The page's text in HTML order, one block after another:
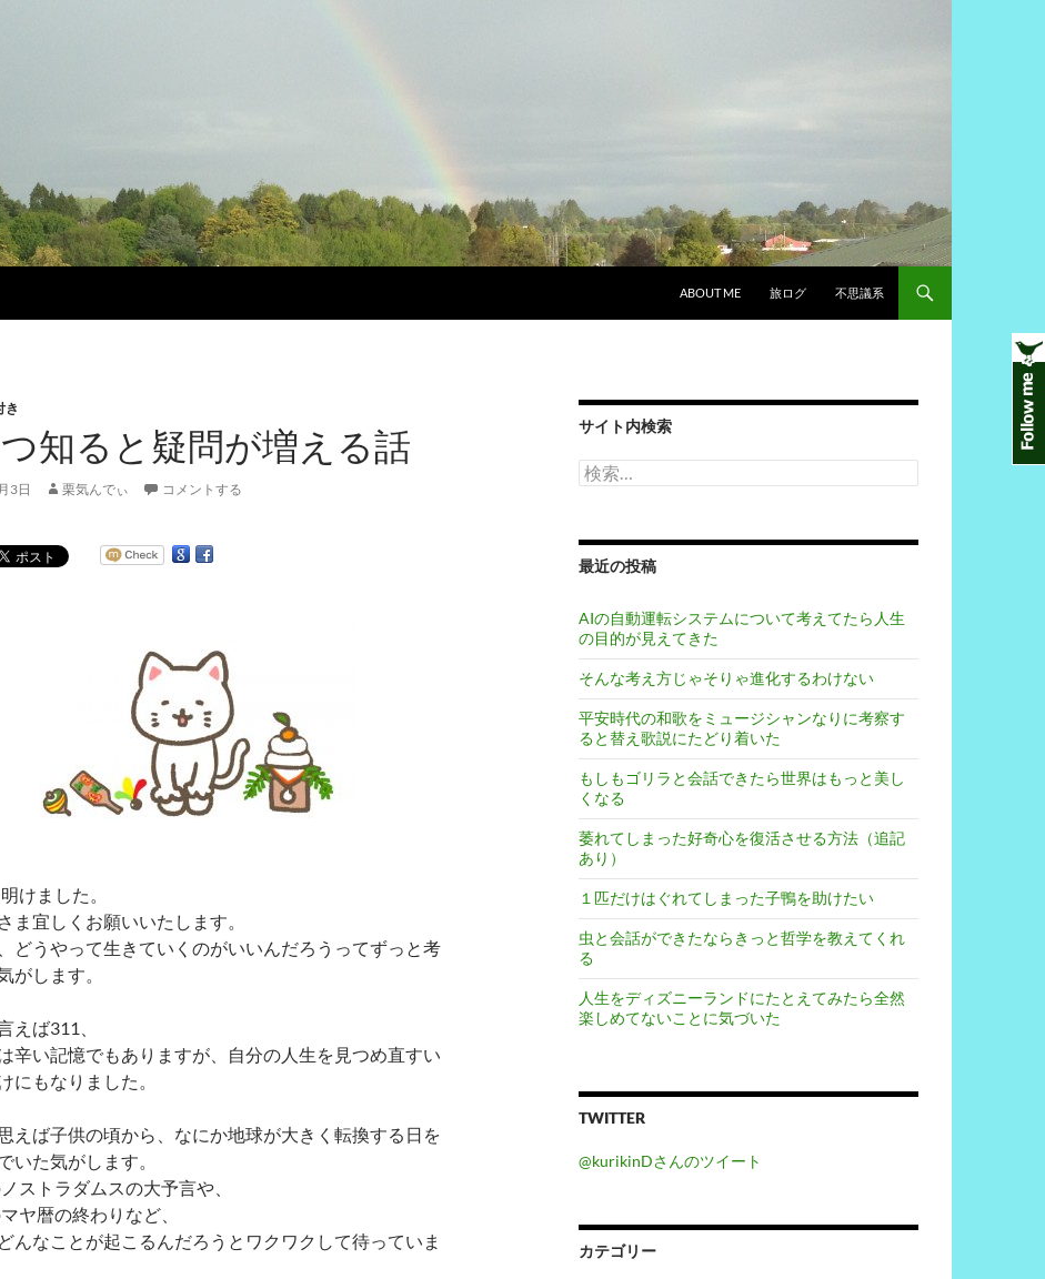
ABOUT ME 旅ログ 不思議系
き
知ると疑問が増える話
3日 栗気んでぃ コメントする
けました。
ま宜しくお願いいたします。
どうやって生きていくのがいいんだろうってずっと考
がします。
えば311、
辛い記憶でもありますが、自分の人生を見つめ直すい
にもなりました。
えば子供の頃から、なにか地球が大きく転換する日を
いた気がします。
ストラダムスの大予言や、
ヤ暦の終わりなど、
んなことが起こるんだろうとワクワクして待っていま
サイト内検索
検
索:
最近の投稿
AIの自動運転システムについて考えてたら人生
の目的が見えてきた
そんな考え方じゃそりゃ進化するわけない
平安時代の和歌をミュージシャンなりに考察す
ると替え歌説にたどり着いた
もしもゴリラと会話できたら世界はもっと美し
くなる
萎れてしまった好奇心を復活させる方法（追記
あり）
１匹だけはぐれてしまった子鴨を助けたい
虫と会話ができたならきっと哲学を教えてくれ
る
人生をディズニーランドにたとえてみたら全然
楽しめてないことに気づいた
TWITTER
@kurikinDさんのツイート
カテゴリー